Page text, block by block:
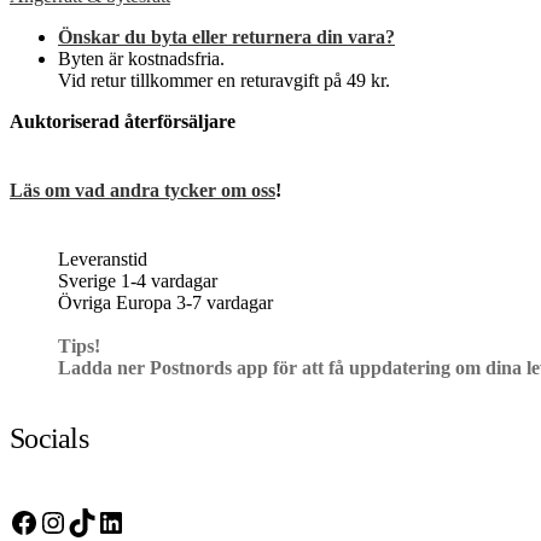
Önskar du byta eller returnera din vara?
Byten är kostnadsfria.
Vid retur tillkommer en returavgift på 49 kr.
Auktoriserad återförsäljare
Läs om vad andra tycker om oss!
Leveranstid
Sverige 1-4 vardagar
Övriga Europa 3-7 vardagar
Tips!
Ladda ner Postnords app för att få uppdatering om dina
Socials
Facebook
Instagram
TikTokLinkedIn